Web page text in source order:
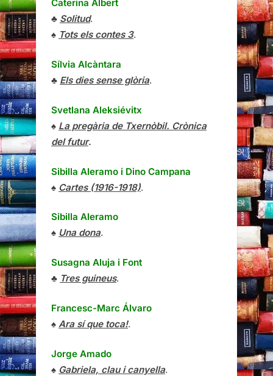
Caterina Albert
♣ Solitud.
♠ Tots els contes 3.
Sílvia Alcàntara
♣ Els dies sense glòria.
Svetlana Aleksiévitx
♠ La pregària de Txernòbil. Crònica
del futur.
Sibilla Aleramo i Dino Campana
♠ Cartes (1916-1918).
Sibilla Aleramo
♠ Una dona.
Susagna Aluja i Font
♣ Tres guineus.
Francesc-Marc Álvaro
♠ Ara sí que toca!.
Jorge Amado
♠ Gabriela, clau i canyella.